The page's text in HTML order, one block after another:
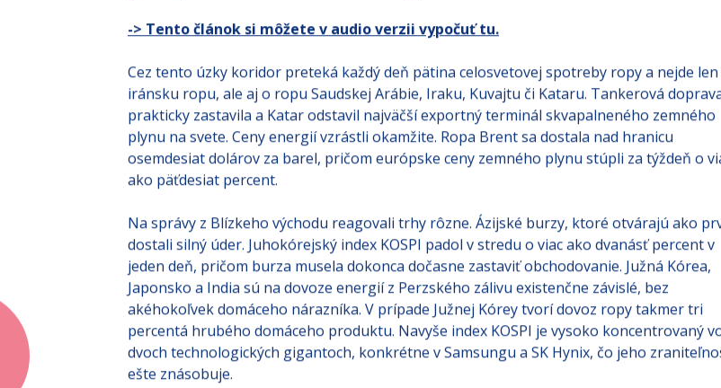
-> Tento článok si môžete v audio verzii vypočuť tu.
Cez tento úzky koridor preteká každý deň pätina celosvetovej spotreby ropy a nejde len
iránsku ropu, ale aj o ropu Saudskej Arábie, Iraku, Kuvajtu či Kataru. Tankerová
prakticky zastavila a Katar odstavil najväčší exportný terminál skvapalneného zemného
plynu na svete. Ceny energií vzrástli okamžite. Ropa Brent sa dostala nad hranicu
osemdesiat dolárov za barel, pričom európske ceny zemného plynu stúpli za týždeň o
ako päťdesiat percent.
Na správy z Blízkeho východu reagovali trhy rôzne. Ázijské burzy, ktoré otvárajú ako
dostali silný úder. Juhokórejský index KOSPI padol v stredu o viac ako dvanásť percent v
jeden deň, pričom burza musela dokonca dočasne zastaviť obchodovanie. Južná Kórea,
Japonsko a India sú na dovoze energií z Perzského zálivu existenčne závislé, bez
akéhokoľvek domáceho nárazníka. V prípade Južnej Kórey tvorí dovoz ropy takmer tri
percentá hrubého domáceho produktu. Navyše index KOSPI je vysoko koncentrovaný
dvoch technologických gigantoch, konkrétne v Samsungu a SK Hynix, čo jeho
ešte znásobuje.